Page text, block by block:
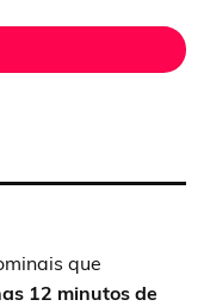
que
12 minutos de